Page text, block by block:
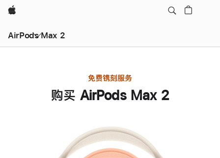
Apple
AirPods Max 2
免费镌刻服务
购买 AirPods Max 2